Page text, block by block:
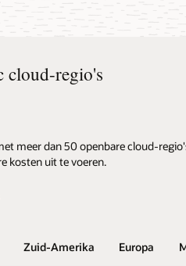
cloud-regio's
meer dan 50 openbare cloud-
kosten uit te voeren.
Zuid-Amerika Europa